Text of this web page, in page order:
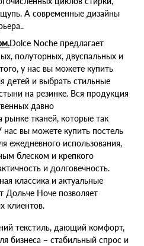
А современные дизайны
Dolce Noche предлагает
полуторных, двуспальных и
у нас вы можете купить
детей и выбрать стильные
на резинке. Вся продукция
давно
тканей, которые так
нас вы можете купить постель
ежедневного использования,
блеском и крепкого
и долговечность.
классика и актуальные
Дольче Ноче позволяет
клиентов.
текстиль, дающий комфорт,
бизнеса – стабильный спрос и